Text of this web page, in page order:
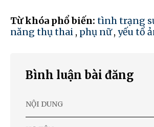
Từ khóa phổ biến: tình trạng
năng thụ thai , phụ nữ, yếu tổ
Bình luận bài đăng